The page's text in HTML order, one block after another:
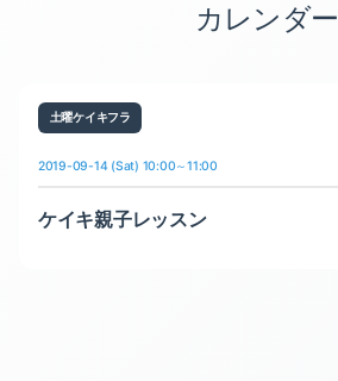
カレンダー
土曜ケイキフラ
2019-09-14 (Sat) 10:00～11:00
ケイキ親子レッスン